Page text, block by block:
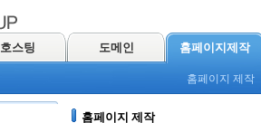
호스팅 도메인 홈페이지제작
홈페이지 제작
홈페이지 제작